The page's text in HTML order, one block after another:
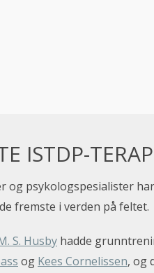
ISTDP-
og psykologspesialister
fremste i verden på feltet.
S. Husby hadde
og Kees Cornelissen, og